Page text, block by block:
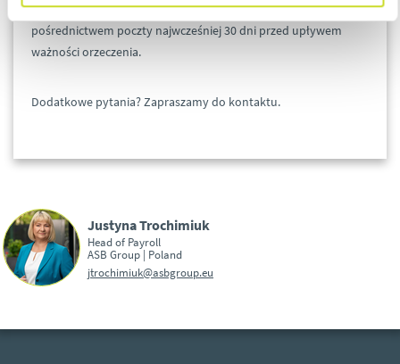
zamieszkania osoby niepełnosprawnej osobiście lub za
pośrednictwem poczty najwcześniej 30 dni przed upływem
ważności orzeczenia.
Dodatkowe pytania? Zapraszamy do kontaktu.
Justyna Trochimiuk
Head of Payroll
ASB Group | Poland
jtrochimiuk@asbgroup.eu